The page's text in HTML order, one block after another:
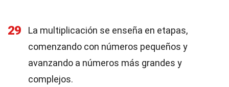
29
La multiplicación se enseña en etapas,
comenzando con números pequeños y
avanzando a números más grandes y
complejos.